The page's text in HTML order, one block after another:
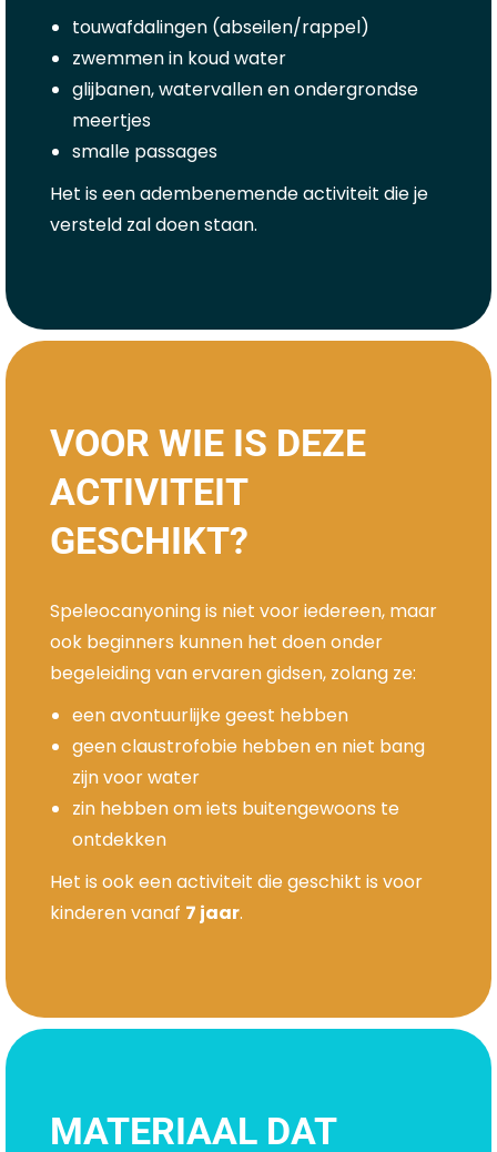
touwafdalingen (abseilen/rappel)
zwemmen in koud water
glijbanen, watervallen en ondergrondse
meertjes
smalle passages
Het is een adembenemende activiteit die je
versteld zal doen staan.
VOOR WIE IS DEZE
ACTIVITEIT
GESCHIKT?
Speleocanyoning is niet voor iedereen, maar
ook beginners kunnen het doen onder
begeleiding van ervaren gidsen, zolang ze:
een avontuurlijke geest hebben
geen claustrofobie hebben en niet bang
zijn voor water
zin hebben om iets buitengewoons te
ontdekken
Het is ook een activiteit die geschikt is voor
kinderen vanaf 7 jaar.
MATERIAAL DAT